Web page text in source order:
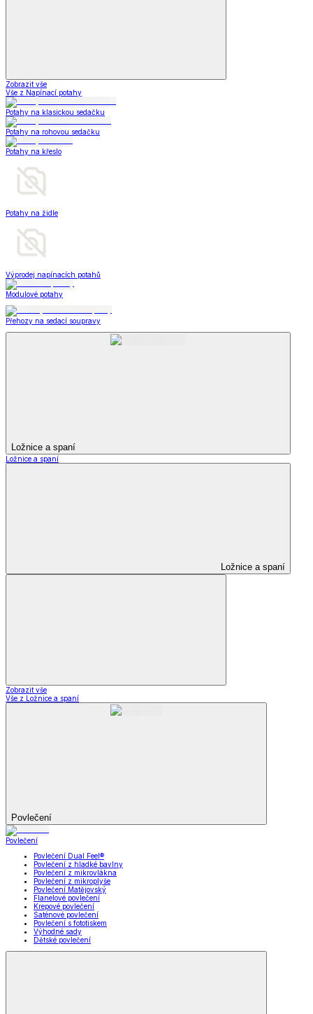
Zobrazit vše
Vše z Napínací potahy
Potahy na klasickou sedačku
Potahy na rohovou sedačku
Potahy na křeslo
Potahy na židle
Výprodej napínacích potahů
Modulové potahy
Přehozy na sedací soupravy
Ložnice a spaní
Ložnice a spaní
Ložnice a spaní
Zobrazit vše
Vše z Ložnice a spaní
Povlečení
Povlečení
Povlečení Dual Feel®
Povlečení z hladké bavlny
Povlečení z mikrovlákna
Povlečení z mikroplyše
Povlečení Matějovský
Flanelové povlečení
Krepové povlečení
Saténové povlečení
Povlečení s fototiskem
Výhodné sady
Dětské povlečení